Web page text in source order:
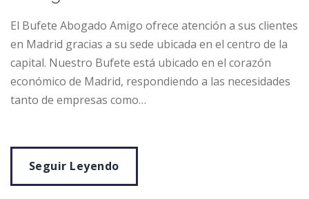
El Bufete Abogado Amigo ofrece atención a sus clientes
en Madrid gracias a su sede ubicada en el centro de la
capital. Nuestro Bufete está ubicado en el corazón
económico de Madrid, respondiendo a las necesidades
tanto de empresas como…
Seguir Leyendo